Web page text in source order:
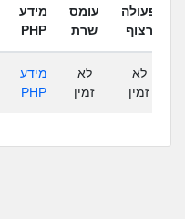
מידע
PHP
עומס
שרת
פעולה
רצוף
מידע
PHP
לא
זמין
לא
זמין